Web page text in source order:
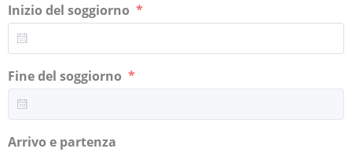
Inizio del soggiorno
Fine del soggiorno
Arrivo e partenza